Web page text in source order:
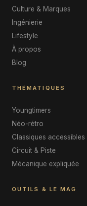
Culture & Marques
Ingénierie
Lifestyle
À propos
Blog
THÉMATIQUES
Youngtimers
Néo-rétro
Classiques accessibles
Circuit & Piste
Mécanique expliquée
OUTILS & LE MAG